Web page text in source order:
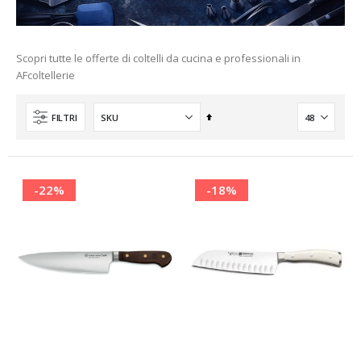
Scopri tutte le offerte di coltelli da cucina e professionali in
AFcoltellerie
FILTRI
Imposta
-22% -18%